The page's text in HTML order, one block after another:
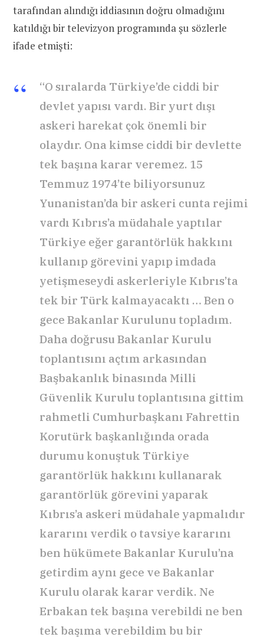
tarafından alındığı iddiasının doğru olmadığını
katıldığı bir televizyon programında şu sözlerle
ifade etmişti:
“O sıralarda Türkiye’de ciddi bir
devlet yapısı vardı. Bir yurt dışı
askeri harekat çok önemli bir
olaydır. Ona kimse ciddi bir devlette
tek başına karar veremez. 15
Temmuz 1974’te biliyorsunuz
Yunanistan’da bir askeri cunta rejimi
vardı Kıbrıs’a müdahale yaptılar
Türkiye eğer garantörlük hakkını
kullanıp görevini yapıp imdada
yetişmeseydi askerleriyle Kıbrıs’ta
tek bir Türk kalmayacaktı … Ben o
gece Bakanlar Kurulunu topladım.
Daha doğrusu Bakanlar Kurulu
toplantısını açtım arkasından
Başbakanlık binasında Milli
Güvenlik Kurulu toplantısına gittim
rahmetli Cumhurbaşkanı Fahrettin
Korutürk başkanlığında orada
durumu konuştuk Türkiye
garantörlük hakkını kullanarak
garantörlük görevini yaparak
Kıbrıs’a askeri müdahale yapmalıdır
kararını verdik o tavsiye kararını
ben hükümete Bakanlar Kurulu’na
getirdim aynı gece ve Bakanlar
Kurulu olarak karar verdik. Ne
Erbakan tek başına verebildi ne ben
tek başıma verebildim bu bir